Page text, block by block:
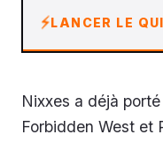
LANCER LE
Nixxes a déjà
Forbidden West et